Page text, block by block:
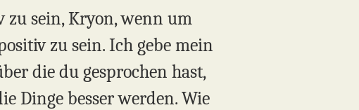
zu sein, Kryon, wenn um
zu sein. Ich gebe mein
die du gesprochen hast,
Dinge besser werden. Wie